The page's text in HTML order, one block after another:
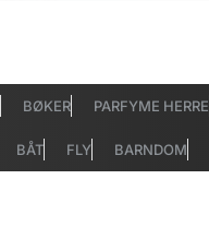
BØKER PARFYME HERRE
BÅT FLY BARNDOM